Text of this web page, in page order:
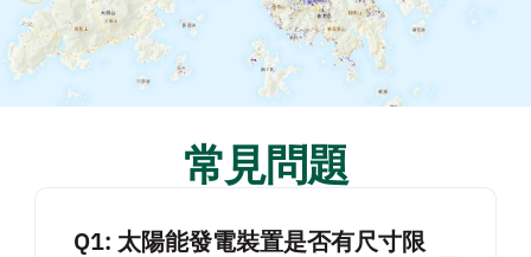
常見問題
Q1: 太陽能發電裝置是否有尺寸限